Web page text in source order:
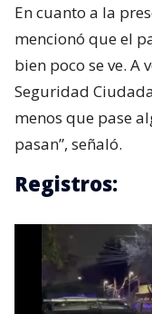
En cuanto a la
mencionó que el
bien poco se ve. A
Seguridad
menos que pase
pasan”, señaló.
Registros: